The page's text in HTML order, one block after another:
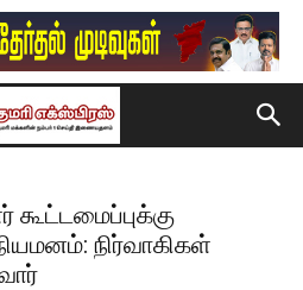
கூட்டமைப்புக்கு
நிர்வாகிகள்